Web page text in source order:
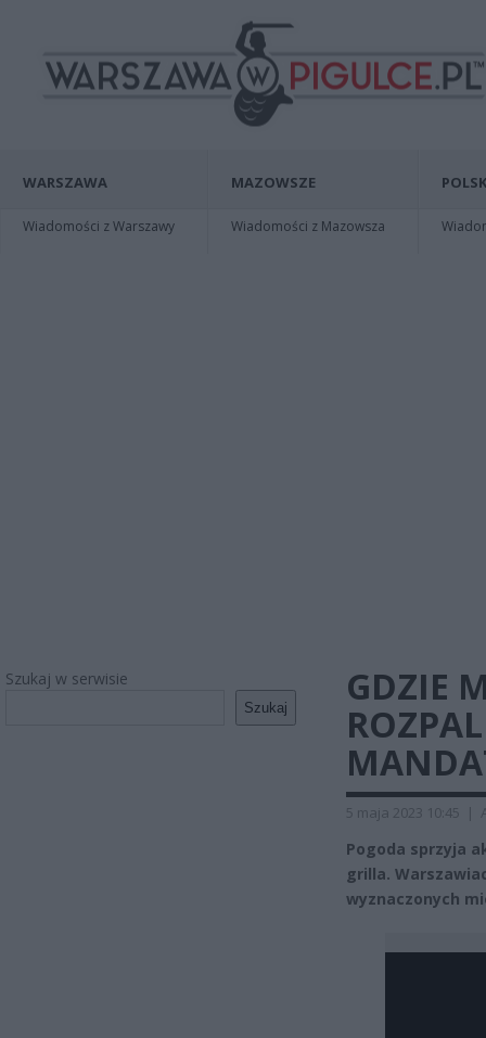
WARSZAWA
Wiadomości z Warszawy
MAZOWSZE
Wiadomości z Mazowsza
Szukaj w serwisie
Szukaj
GDZIE
5 maja 2023 10:45 |
Pogoda sprzyja
grilla.
wyznaczonych